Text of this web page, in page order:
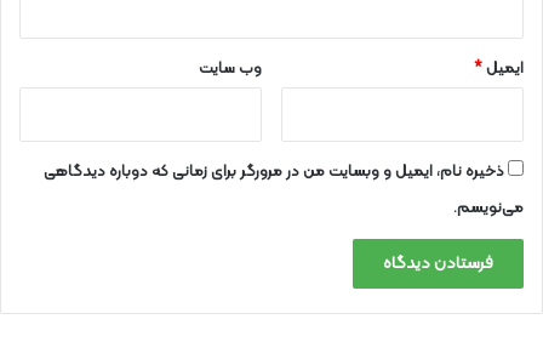
ایمیل* وب‌ سایت
ذخیره نام، ایمیل و وبسایت من در مرورگر برای زمانی که دوباره دیدگاهی
می‌نویسم.